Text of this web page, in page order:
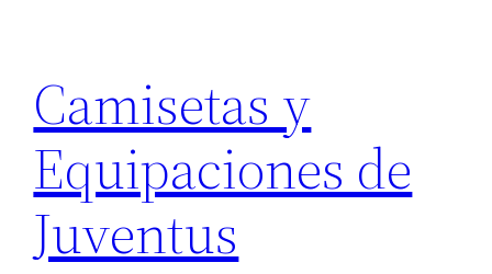
contenido
Camisetas y
Equipaciones de
Juventus